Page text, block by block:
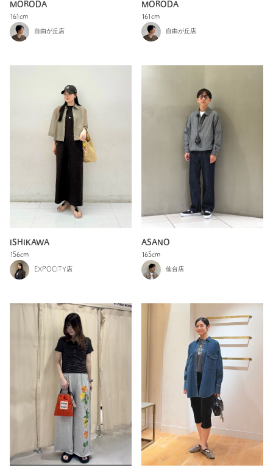
MORODA
161cm
自由が丘店
MORODA
161cm
自由が丘店
ISHIKAWA
156cm
EXPOCITY店
ASANO
165cm
仙台店